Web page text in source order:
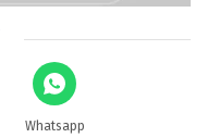
Whatsapp